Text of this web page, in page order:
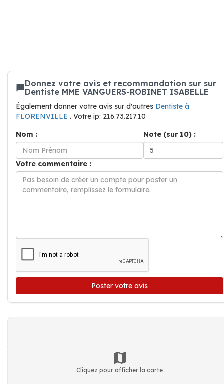
Donnez votre avis et recommandation sur sur
Dentiste MME VANGUERS-ROBINET ISABELLE
Également donner votre avis sur d'autres Dentiste à
FLORENVILLE . Votre ip: 216.73.217.10
Nom :
Note (sur 10) :
Votre commentaire :
Poster votre avis
Cliquez pour afficher la carte